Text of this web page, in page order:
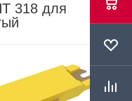
318 для